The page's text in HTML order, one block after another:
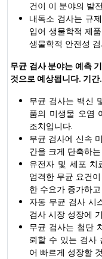
건이 이 분야의 발
내독소 검사는 규
입어 생물학적 제
생물학적 안전성
무균 검사 분야는 예측
것으로 예상됩니다. 기간.
무균 검사는 백신
품의 미생물 오염
조치입니다.
무균 검사에 신속
간을 크게 단축하
유전자 및 세포 치
엄격한 무균 요건
한 수요가 증가하
자동 무균 검사 시
검사 시장 성장에
무균 검사는 첨단
뢰할 수 있는 검사
어 빠르게 성장할